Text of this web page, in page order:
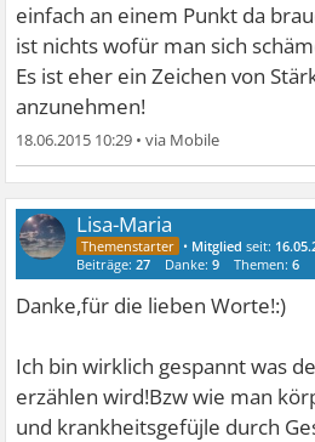
einfach an einem Punkt da
ist nichts wofür man sich
Es ist eher ein Zeichen von
anzunehmen!
18.06.2015 10:29 •
Lisa-Maria
• Mitglied seit:
Beiträge:27 Danke:9 Themen:6
Danke,für die lieben Worte!:)
Ich bin wirklich gespannt was
erzählen wird!Bzw wie man
und krankheitsgefüjle durch